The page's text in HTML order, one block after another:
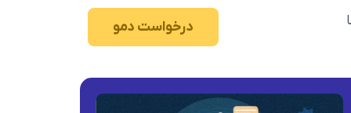
درخواست دمو